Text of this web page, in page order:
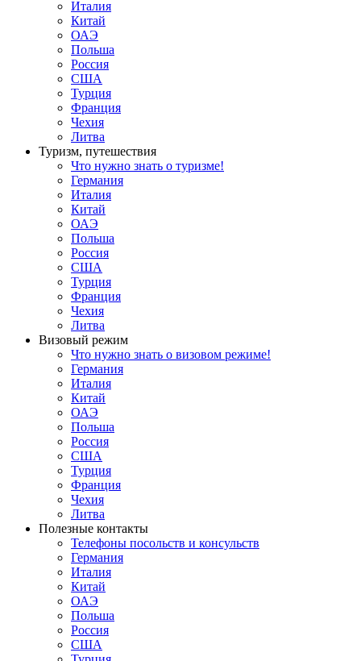
Италия
Китай
ОАЭ
Польша
Россия
США
Турция
Франция
Чехия
Литва
Туризм, путешествия
Что нужно знать о туризме!
Германия
Италия
Китай
ОАЭ
Польша
Россия
США
Турция
Франция
Чехия
Литва
Визовый режим
Что нужно знать о визовом режиме!
Германия
Италия
Китай
ОАЭ
Польша
Россия
США
Турция
Франция
Чехия
Литва
Полезные контакты
Телефоны посольств и консульств
Германия
Италия
Китай
ОАЭ
Польша
Россия
США